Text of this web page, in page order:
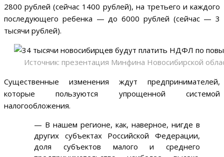
2800 рублей (сейчас 1400 рублей), на третьего и каждого
последующего ребенка — до 6000 рублей (сейчас — 3
тысячи рублей).
Источник: презентация Минфина Новосибирской
Существенные изменения ждут предпринимателей,
которые пользуются упрощенной системой
налогообложения.
— В нашем регионе, как, наверное, нигде в
других субъектах Российской Федерации,
доля субъектов малого и среднего